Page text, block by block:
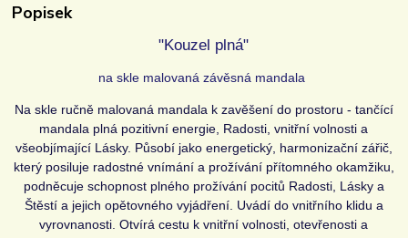
Popisek
"Kouzel plná"
na skle malovaná závěsná mandala
Na skle ručně malovaná mandala k zavěšení do prostoru - tančící
mandala plná pozitivní energie, Radosti, vnitřní volnosti a
všeobjímající Lásky. Působí jako energetický, harmonizační zářič,
který posiluje radostné vnímání a prožívání přítomného okamžiku,
podněcuje schopnost plného prožívání pocitů Radosti, Lásky a
Štěstí a jejich opětovného vyjádření. Uvádí do vnitřního klidu a
vyrovnanosti. Otvírá cestu k vnitřní volnosti, otevřenosti a